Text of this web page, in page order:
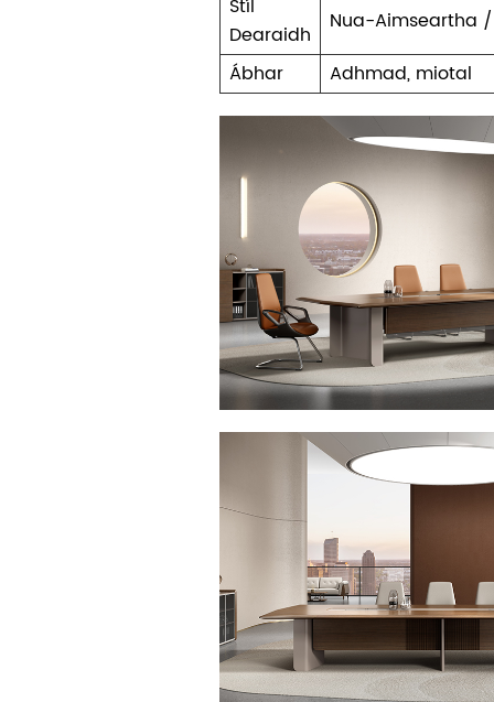
Stíl
Dearaidh
Nua-Aimseartha
Ábhar
Adhmad, miotal